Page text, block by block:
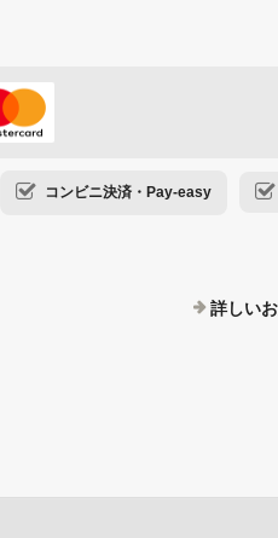
コンビニ決済・Pay-easy
詳しい